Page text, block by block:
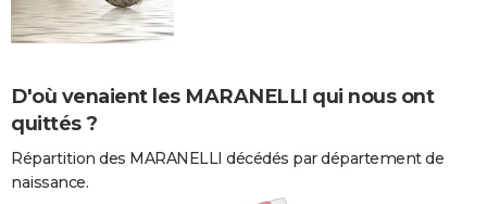
D'où venaient les MARANELLI qui nous ont
quittés ?
Répartition des MARANELLI décédés par département de
naissance.